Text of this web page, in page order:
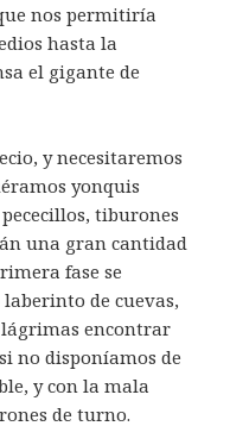
nos permitiría
hasta la
el gigante de
y necesitaremos
yonquis
tiburones
una gran cantidad
fase se
de cuevas,
lágrimas encontrar
no disponíamos de
y con la mala
de turno.